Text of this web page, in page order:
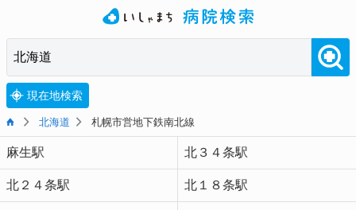
現在地検索
北海道 札幌市営地下鉄南北線
麻生駅 北３４条駅
北２４条駅 北１８条駅